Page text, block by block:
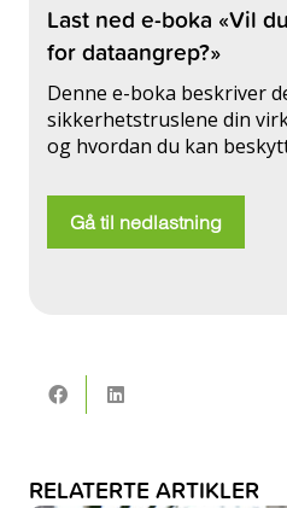
Last ned e-boka «Vil
for dataangrep?»
Denne e-boka beskriver
sikkerhetstruslene din
og hvordan du kan
Gå til nedlastning
RELATERTE ARTIKLER